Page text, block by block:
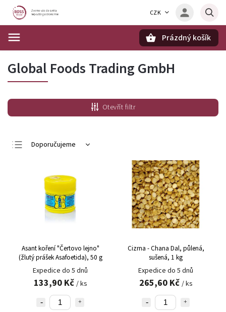
CZK
Prázdný košík
Global Foods Trading GmbH
Otevřít filtr
Doporučujeme
Nejdražší
Nejprodávanější
Abecedně
Asant koření "Čertovo lejno"
(žlutý prášek Asafoetida), 50 g
Expedice do 5 dnů
133,90 Kč / ks
Cizrna - Chana Dal, půlená,
sušená, 1 kg
Expedice do 5 dnů
265,60 Kč / ks